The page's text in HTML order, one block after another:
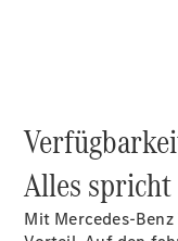
finden
Alles
Mit Mercedes-